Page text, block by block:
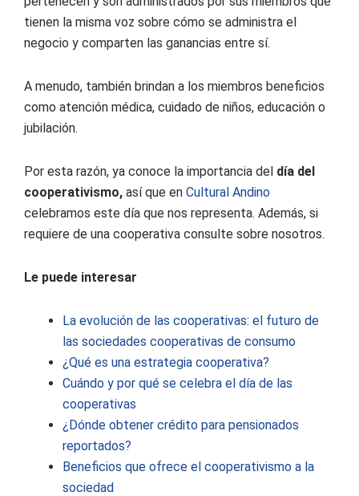
tienen la misma voz sobre cómo se administra el
negocio y comparten las ganancias entre sí.
A menudo, también brindan a los miembros beneficios
como atención médica, cuidado de niños, educación o
jubilación.
Por esta razón, ya conoce la importancia del día del
cooperativismo, así que en Cultural Andino
celebramos este día que nos representa. Además, si
requiere de una cooperativa consulte sobre nosotros.
Le puede interesar
La evolución de las cooperativas: el futuro de
las sociedades cooperativas de consumo
¿Qué es una estrategia cooperativa?
Cuándo y por qué se celebra el día de las
cooperativas
¿Dónde obtener crédito para pensionados
reportados?
Beneficios que ofrece el cooperativismo a la
sociedad